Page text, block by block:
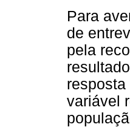
Para
de
pela
variável